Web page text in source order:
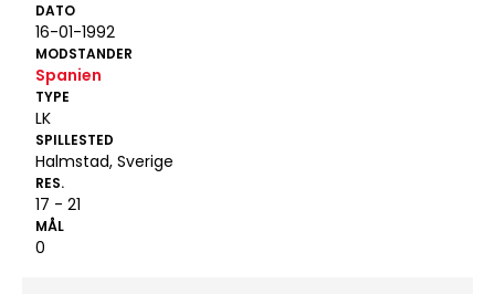
DATO
16-01-1992
MODSTANDER
Spanien
TYPE
LK
SPILLESTED
Halmstad, Sverige
RES.
17 - 21
MÅL
0